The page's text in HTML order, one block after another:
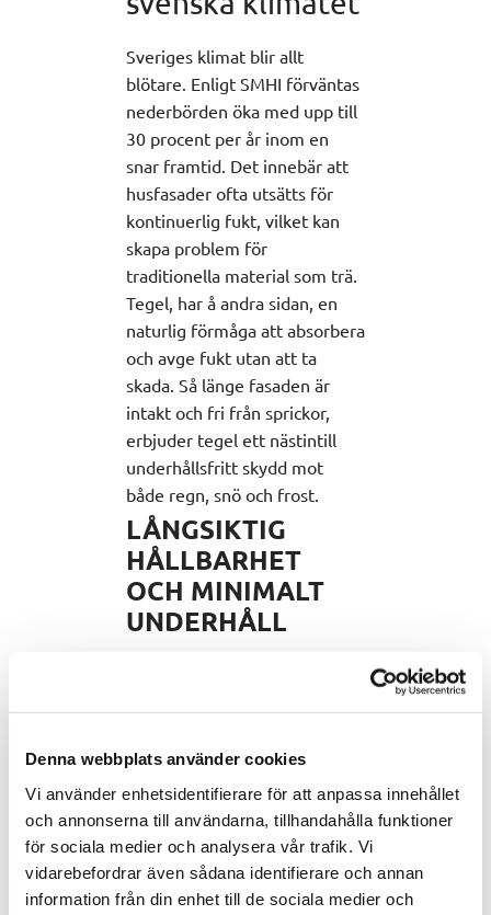
Denna webbplats använder cookies
Vi använder enhetsidentifierare för att anpassa innehållet
och annonserna till användarna, tillhandahålla funktioner
för sociala medier och analysera vår trafik. Vi
vidarebefordrar även sådana identifierare och annan
information från din enhet till de sociala medier och
Sveriges klimat blir allt
blötare. Enligt SMHI förväntas
nederbörden öka med upp till
30 procent per år inom en
snar framtid. Det innebär att
husfasader ofta utsätts för
kontinuerlig fukt, vilket kan
skapa problem för
traditionella material som trä.
Tegel, har å andra sidan, en
naturlig förmåga att absorbera
och avge fukt utan att ta
skada. Så länge fasaden är
intakt och fri från sprickor,
erbjuder tegel ett nästintill
underhållsfritt skydd mot
både regn, snö och frost.
LÅNGSIKTIG
HÅLLBARHET
OCH MINIMALT
UNDERHÅLL
hållbarhet på minst 30 år utan
långsiktigt och
kostnadseffektivt val. De
flesta eventuella skador som